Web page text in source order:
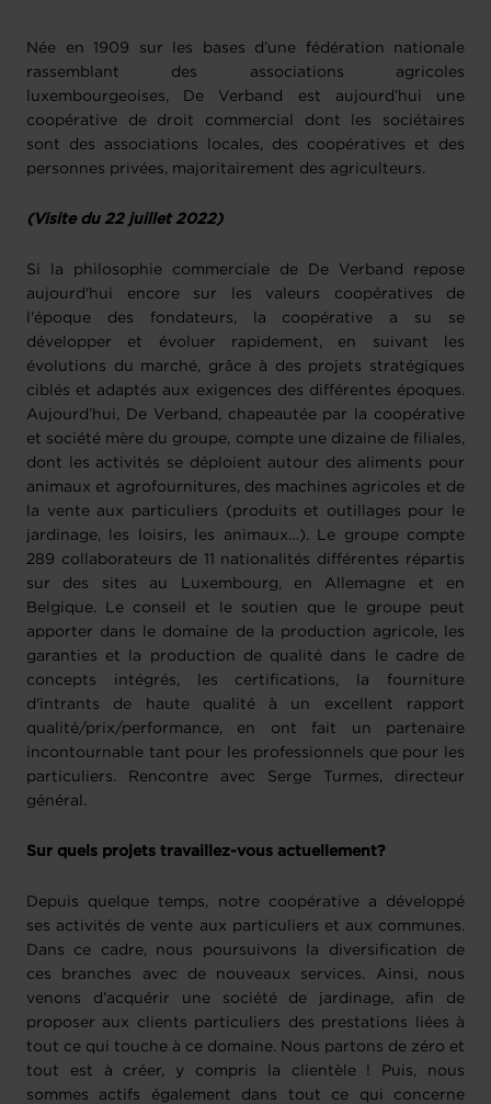
Née en 1909 sur les bases d’une fédération nationale
rassemblant des associations agricoles
luxembourgeoises, De Verband est aujourd’hui une
coopérative de droit commercial dont les sociétaires
sont des associations locales, des coopératives et des
personnes privées, majoritairement des agriculteurs.
(Visite du 22 juillet 2022)
Si la philosophie commerciale de De Verband repose
aujourd'hui encore sur les valeurs coopératives de
l'époque des fondateurs, la coopérative a su se
développer et évoluer rapidement, en suivant les
évolutions du marché, grâce à des projets stratégiques
ciblés et adaptés aux exigences des différentes époques.
Aujourd’hui, De Verband, chapeautée par la coopérative
et société mère du groupe, compte une dizaine de filiales,
dont les activités se déploient autour des aliments pour
animaux et agrofournitures, des machines agricoles et de
la vente aux particuliers (produits et outillages pour le
jardinage, les loisirs, les animaux…). Le groupe compte
289 collaborateurs de 11 nationalités différentes répartis
sur des sites au Luxembourg, en Allemagne et en
Belgique. Le conseil et le soutien que le groupe peut
apporter dans le domaine de la production agricole, les
garanties et la production de qualité dans le cadre de
concepts intégrés, les certifications, la fourniture
d'intrants de haute qualité à un excellent rapport
qualité/prix/performance, en ont fait un partenaire
incontournable tant pour les professionnels que pour les
particuliers. Rencontre avec Serge Turmes, directeur
général.
Sur quels projets travaillez-vous actuellement?
Depuis quelque temps, notre coopérative a développé
ses activités de vente aux particuliers et aux communes.
Dans ce cadre, nous poursuivons la diversification de
ces branches avec de nouveaux services. Ainsi, nous
venons d’acquérir une société de jardinage, afin de
proposer aux clients particuliers des prestations liées à
tout ce qui touche à ce domaine. Nous partons de zéro et
tout est à créer, y compris la clientèle ! Puis, nous
sommes actifs également dans tout ce qui concerne